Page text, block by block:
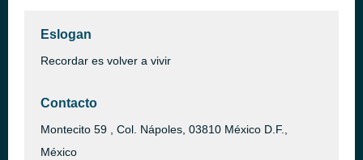
Eslogan
Recordar es volver a vivir
Contacto
Montecito 59 , Col. Nápoles, 03810 México D.F.,
México